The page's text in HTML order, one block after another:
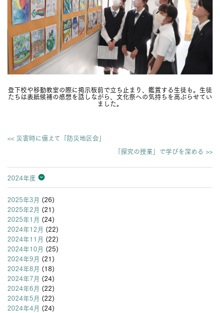
登下校や移動教室の際に掲示板前で立ち止まり、鑑賞する生徒も。生徒
たちは表紙候補の感想を話しながら、文化祭への気持ちを高ぶらせてい
ました。
<< 災害時に備えて「防災地区会」
「探究の授業」で学びを深める >>
2024年度
2026年度
2025年度
2024年度
2023年度
2022年度
2021年度
2020年度
2019年度
2018年度
2017年度
2016年度
2015年度
2014年度
2013年度
2025年3月 (26)
2025年2月 (21)
2025年1月 (24)
2024年12月 (22)
2024年11月 (22)
2024年10月 (25)
2024年9月 (21)
2024年8月 (18)
2024年7月 (24)
2024年6月 (22)
2024年5月 (22)
2024年4月 (24)